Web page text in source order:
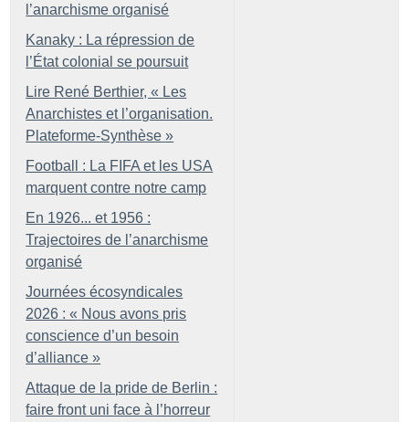
l’anarchisme organisé
Kanaky : La répression de
l’État colonial se poursuit
Lire René Berthier, « Les
Anarchistes et l’organisation.
Plateforme-Synthèse »
Football : La FIFA et les USA
marquent contre notre camp
En 1926... et 1956 :
Trajectoires de l’anarchisme
organisé
Journées écosyndicales
2026 : « Nous avons pris
conscience d’un besoin
d’alliance »
Attaque de la pride de Berlin :
faire front uni face à l’horreur